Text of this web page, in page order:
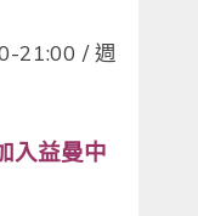
21:00 / 週
入益曼中